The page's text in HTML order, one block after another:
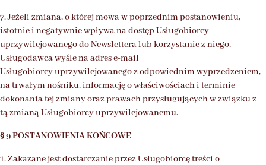
7. Jeżeli zmiana, o której mowa w poprzednim postanowieniu,
istotnie i negatywnie wpływa na dostęp Usługobiorcy
uprzywilejowanego do Newslettera lub korzystanie z niego,
Usługodawca wyśle na adres e-mail
Usługobiorcy uprzywilejowanego z odpowiednim wyprzedzeniem,
na trwałym nośniku, informację o właściwościach i terminie
dokonania tej zmiany oraz prawach przysługujących w związku z
tą zmianą Usługobiorcy uprzywilejowanemu.
§ 9 POSTANOWIENIA KOŃCOWE
1. Zakazane jest dostarczanie przez Usługobiorcę treści o